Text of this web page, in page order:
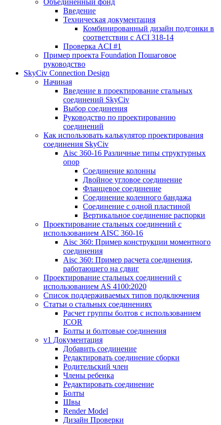
Объединенный фонд
Введение
Техническая документация
Комбинированный дизайн подгонки в
соответствии с ACI 318-14
Проверка ACI #1
Пример проекта Foundation Пошаговое
руководство
SkyCiv Connection Design
Начиная
Введение в проектирование стальных
соединений SkyCiv
Выбор соединения
Руководство по проектированию
соединений
Как использовать калькулятор проектирования
соединения SkyCiv
Aisc 360-16 Различные типы структурных
опор
Соединение колонны
Двойное угловое соединение
Фланцевое соединение
Соединение коленного бандажа
Соединение с одной пластиной
Вертикальное соединение распорки
Проектирование стальных соединений с
использованием AISC 360-16
Aisc 360: Пример конструкции моментного
соединения
Aisc 360: Пример расчета соединения,
работающего на сдвиг
Проектирование стальных соединений с
использованием AS 4100:2020
Список поддерживаемых типов подключения
Статьи о стальных соединениях
Расчет группы болтов с использованием
ICOR
Болты и болтовые соединения
v1 Документация
Добавить соединение
Редактировать соединение сборки
Родительский член
Члены ребенка
Редактировать соединение
Болты
Швы
Render Model
Дизайн Проверки